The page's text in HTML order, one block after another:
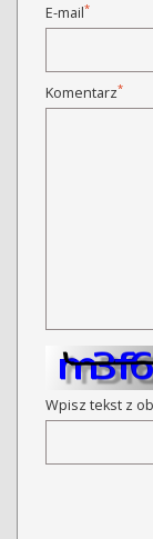
E-mail*
Komentarz*
Wpisz tekst z